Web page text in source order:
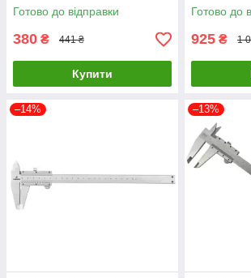
Готово до відправки
380 ₴ 441 ₴
Купити
Готово до
925 ₴ 1
–14% –13%